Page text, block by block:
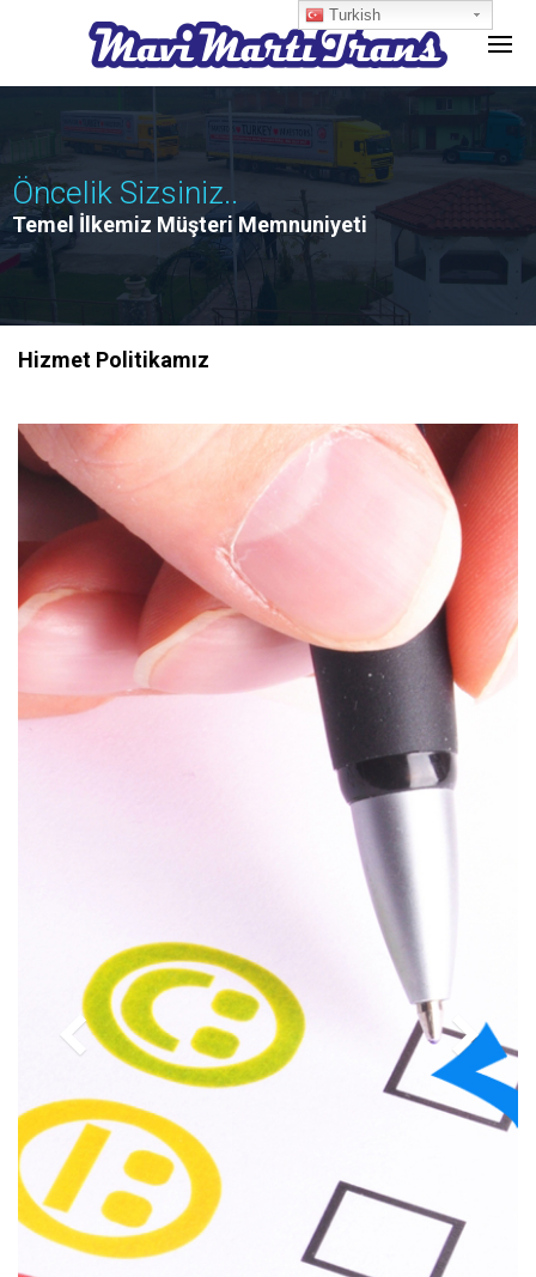
Öncelik Sizsiniz..
Temel İlkemiz Müşteri Memnuniyeti
Hizmet Politikamız
Turkish